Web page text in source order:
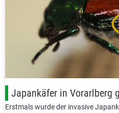
Japankäfer in Vorarlberg
Erstmals wurde der invasive